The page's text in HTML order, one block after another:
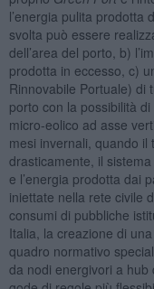
l’energia pulita prodotta
svolta può essere
dell’area del porto, b)
prodotta in eccesso, c)
Rinnovabile Portuale) di
porto con la possibilità
micro-eolico ad asse
mesi invernali, quando
drasticamente, il
e l’energia prodotta dai
iniettate nella rete civile
consumi di pubbliche
Italia, la creazione di
quadro normativo
da nodi energivori a hub